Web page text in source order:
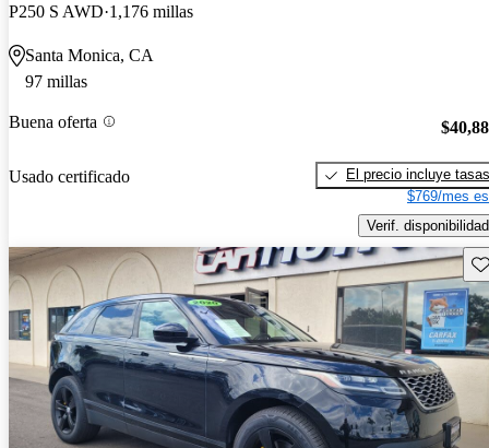
P250 S AWD 1,176 millas
Santa Monica, CA
97 millas
Buena oferta
Usado certificado
El precio incluye tasas
$769/mes
Verif. disponibilidad